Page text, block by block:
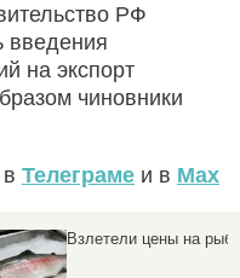
РФ
введения
на экспорт
чиновники
Телеграме и в Max
Взлетели цены на рыбу